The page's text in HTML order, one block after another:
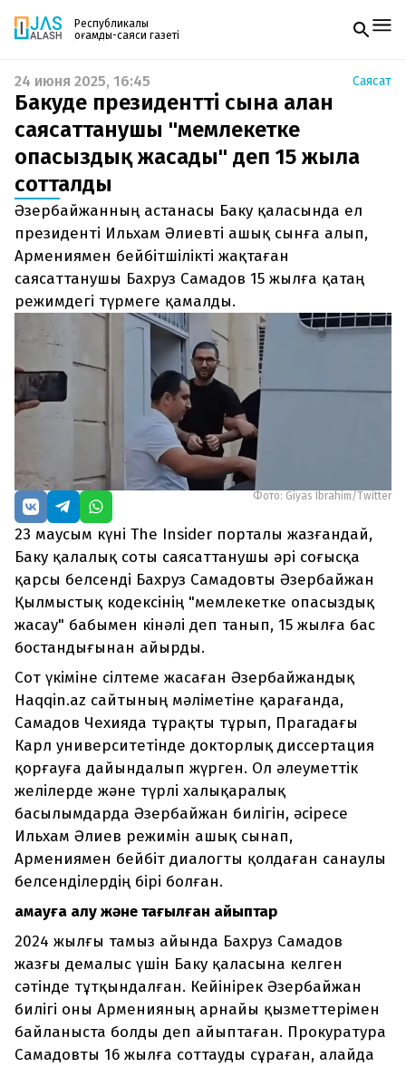
Республикалық
қоғамдық-саяси газеті
Жаңалықтар
Спорт
Live
Руханият
Аймақ
Архив
Заң және тәртіп
Редакциямен байланыс
+7 708 604 51 06
Жарнама бөлімі
+7 701 220 64 52
Пошта
zhasalash100@gmail.com
Газетке жазылу
PDF форматтағы газетті ай сайын электронды
поштаңызға алып отырыңыз. Жаңа нөмір
шыққан сәтте сізге бірден жіберіледі. Тек email
енгізіңіз, біз қалғанын өзіміз жібереміз.
24 июня 2025, 16:45 Саясат
Бакуде президентті сынға алған
саясаттанушы "мемлекетке
опасыздық жасады" деп 15 жылға
сотталды
Әзербайжанның астанасы Баку қаласында ел
президенті Ильхам Әлиевті ашық сынға алып,
Армениямен бейбітшілікті жақтаған
саясаттанушы Бахруз Самадов 15 жылға қатаң
режимдегі түрмеге қамалды.
Фото: Giyas Ibrahim/Twitter
23 маусым күні The Insider порталы жазғандай,
Баку қалалық соты саясаттанушы әрі соғысқа
қарсы белсенді Бахруз Самадовты Әзербайжан
Қылмыстық кодексінің "мемлекетке опасыздық
жасау" бабымен кінәлі деп танып, 15 жылға бас
бостандығынан айырды.
Сот үкіміне сілтеме жасаған Әзербайжандық
Haqqin.az сайтының мәліметіне қарағанда,
Самадов Чехияда тұрақты тұрып, Прагадағы
Карл университетінде докторлық диссертация
қорғауға дайындалып жүрген. Ол әлеуметтік
желілерде және түрлі халықаралық
басылымдарда Әзербайжан билігін, әсіресе
Ильхам Әлиев режимін ашық сынап,
Армениямен бейбіт диалогты қолдаған санаулы
белсенділердің бірі болған.
Қамауға алу және тағылған айыптар
2024 жылғы тамыз айында Бахруз Самадов
жазғы демалыс үшін Баку қаласына келген
сәтінде тұтқындалған. Кейінірек Әзербайжан
билігі оны Арменияның арнайы қызметтерімен
байланыста болды деп айыптаған. Прокуратура
Самадовты 16 жылға соттауды сұраған, алайда